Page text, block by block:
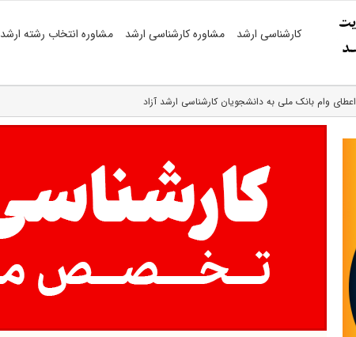
کارشناسی ارشد مشاوره کارشناسی ارشد مشاوره انتخاب رشته ارشد
اعطای وام بانک ملی به دانشجویان کارشناسی ارشد آزاد